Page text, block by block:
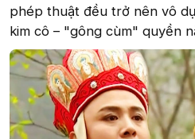
phép thuật đều trở nên vô
kim cô – "gông cùm" quyền